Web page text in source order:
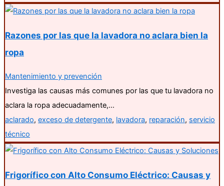
Razones por las que la lavadora no aclara bien la
ropa
Mantenimiento y prevención
Investiga las causas más comunes por las que tu lavadora no
aclara la ropa adecuadamente,…
aclarado, exceso de detergente, lavadora, reparación, servicio
técnico
Frigorífico con Alto Consumo Eléctrico: Causas y